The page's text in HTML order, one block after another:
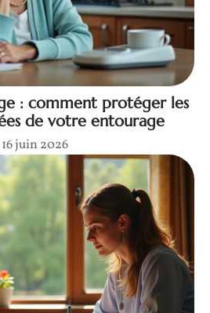
: comment protéger les
de votre entourage
16 juin 2026